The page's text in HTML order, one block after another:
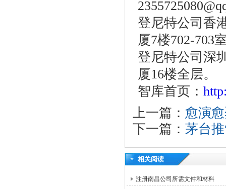
登尼特公司香
厦7楼702-703
登尼特公司深
厦16楼全层。
智库首页：
上一篇： 愈演
下一篇： 茅台
相关阅读
注册南昌公司所需文件和材料